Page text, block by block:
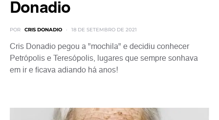
Donadio
POR CRIS DONADIO 18 DE SETEMBRO DE 2021
Cris Donadio pegou a "mochila" e decidiu conhecer
Petrópolis e Teresópolis, lugares que sempre sonhava
em ir e ficava adiando há anos!